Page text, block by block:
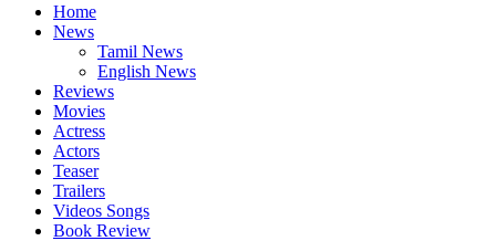
Home
News
Tamil News
English News
Reviews
Movies
Actress
Actors
Teaser
Trailers
Videos Songs
Book Review